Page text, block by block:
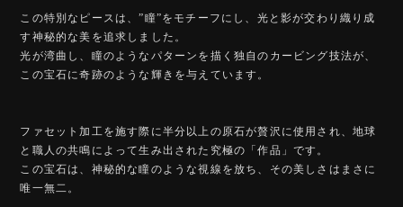
この特別なピースは、”瞳”をモチーフにし、光と影が交わり織り成
す神秘的な美を追求しました。
光が湾曲し、瞳のようなパターンを描く独自のカービング技法が、
この宝石に奇跡のような輝きを与えています。
ファセット加工を施す際に半分以上の原石が贅沢に使用され、地球
と職人の共鳴によって生み出された究極の「作品」です。
この宝石は、神秘的な瞳のような視線を放ち、その美しさはまさに
唯一無二。